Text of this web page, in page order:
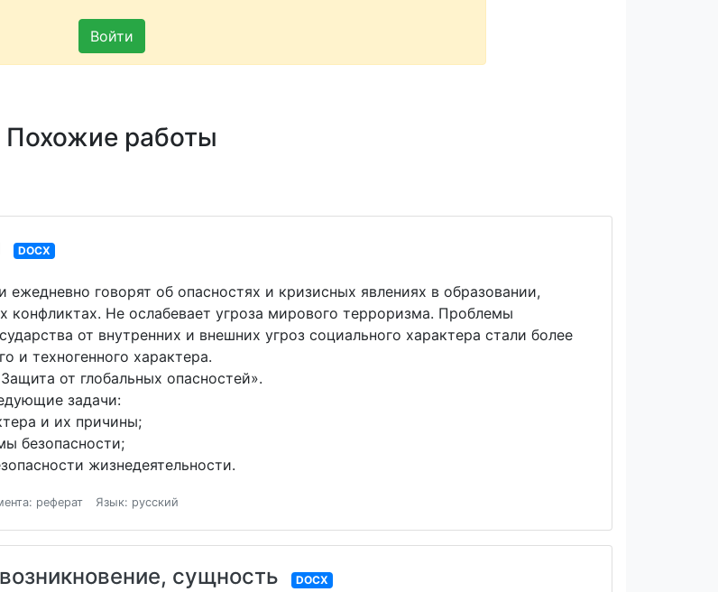
Войти
Похожие работы
DOCX
говорят об опасностях и кризисных явлениях в образовании,
Не ослабевает угроза мирового терроризма. Проблемы
от внутренних и внешних угроз социального характера стали более
техногенного характера.
от глобальных опасностей».
задачи:
и их причины;
безопасности;
жизнедеятельности.
реферат Язык: русский
сущность DOCX